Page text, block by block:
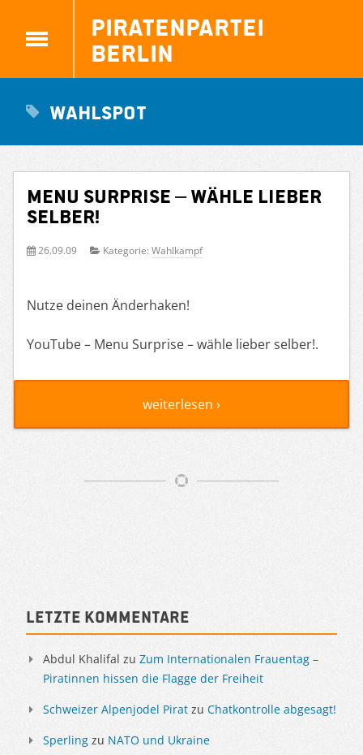
Piratenpartei
Berlin
wahlspot
Menu Surprise – wähle lieber
selber!
26.09.09 Kategorie: Wahlkampf
Nutze deinen Änderhaken!
YouTube – Menu Surprise – wähle lieber selber!.
weiterlesen ›
Sidebar
Letzte Kommentare
Abdul Khalifal zu Zum Internationalen Frauentag –
Piratinnen hissen die Flagge der Freiheit
Schweizer Alpenjodel Pirat zu Chatkontrolle abgesagt!
Sperling zu NATO und Ukraine